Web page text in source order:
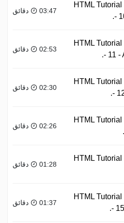
HTML
-
03:47 دقائق
HTML
- 11 -
02:53 دقائق
HTML
-
02:30 دقائق
HTML
02:26 دقائق
HTML
01:28 دقائق
HTML
-
01:37 دقائق